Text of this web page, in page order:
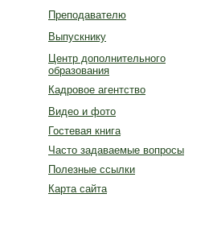
Преподавателю
Выпускнику
Центр дополнительного
образования
Кадровое агентство
Видео и фото
Гостевая книга
Часто задаваемые вопросы
Полезные ссылки
Карта сайта